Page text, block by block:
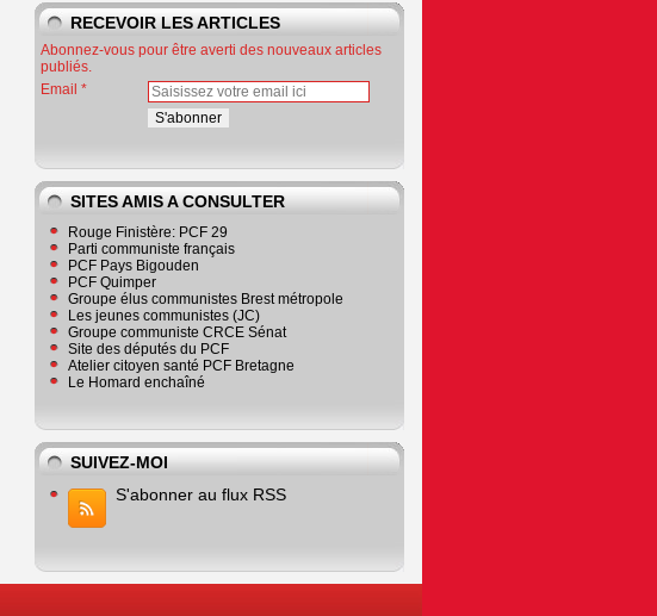
RECEVOIR LES ARTICLES
Abonnez-vous pour être averti des nouveaux articles
publiés.
Email
SITES AMIS A CONSULTER
Rouge Finistère: PCF 29
Parti communiste français
PCF Pays Bigouden
PCF Quimper
Groupe élus communistes Brest métropole
Les jeunes communistes (JC)
Groupe communiste CRCE Sénat
Site des députés du PCF
Atelier citoyen santé PCF Bretagne
Le Homard enchaîné
SUIVEZ-MOI
S'abonner au flux RSS